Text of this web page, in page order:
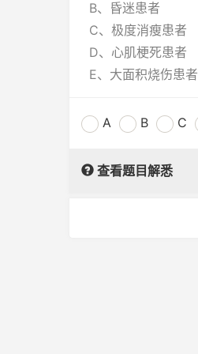
B、昏迷患者
C、极度消瘦患者
D、心肌梗死患者
E、大面积烧伤患者
A B C
查看题目解悉